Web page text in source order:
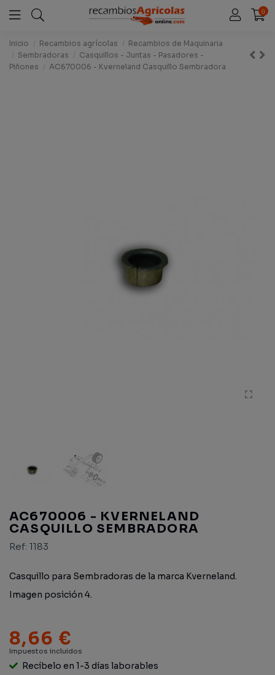
0
Inicio Recambios agrícolas
Recambios de Maquinaria
Sembradoras
Casquillos - Juntas - Pasadores -
Piñones
AC670006 - Kverneland Casquillo Sembradora
AC670006 - KVERNELAND
CASQUILLO SEMBRADORA
Ref: 1183
Casquillo para Sembradoras de la marca Kverneland.
Imagen posición 4.
8,66 €
Impuestos incluidos
Recíbelo en 1-3 días laborables